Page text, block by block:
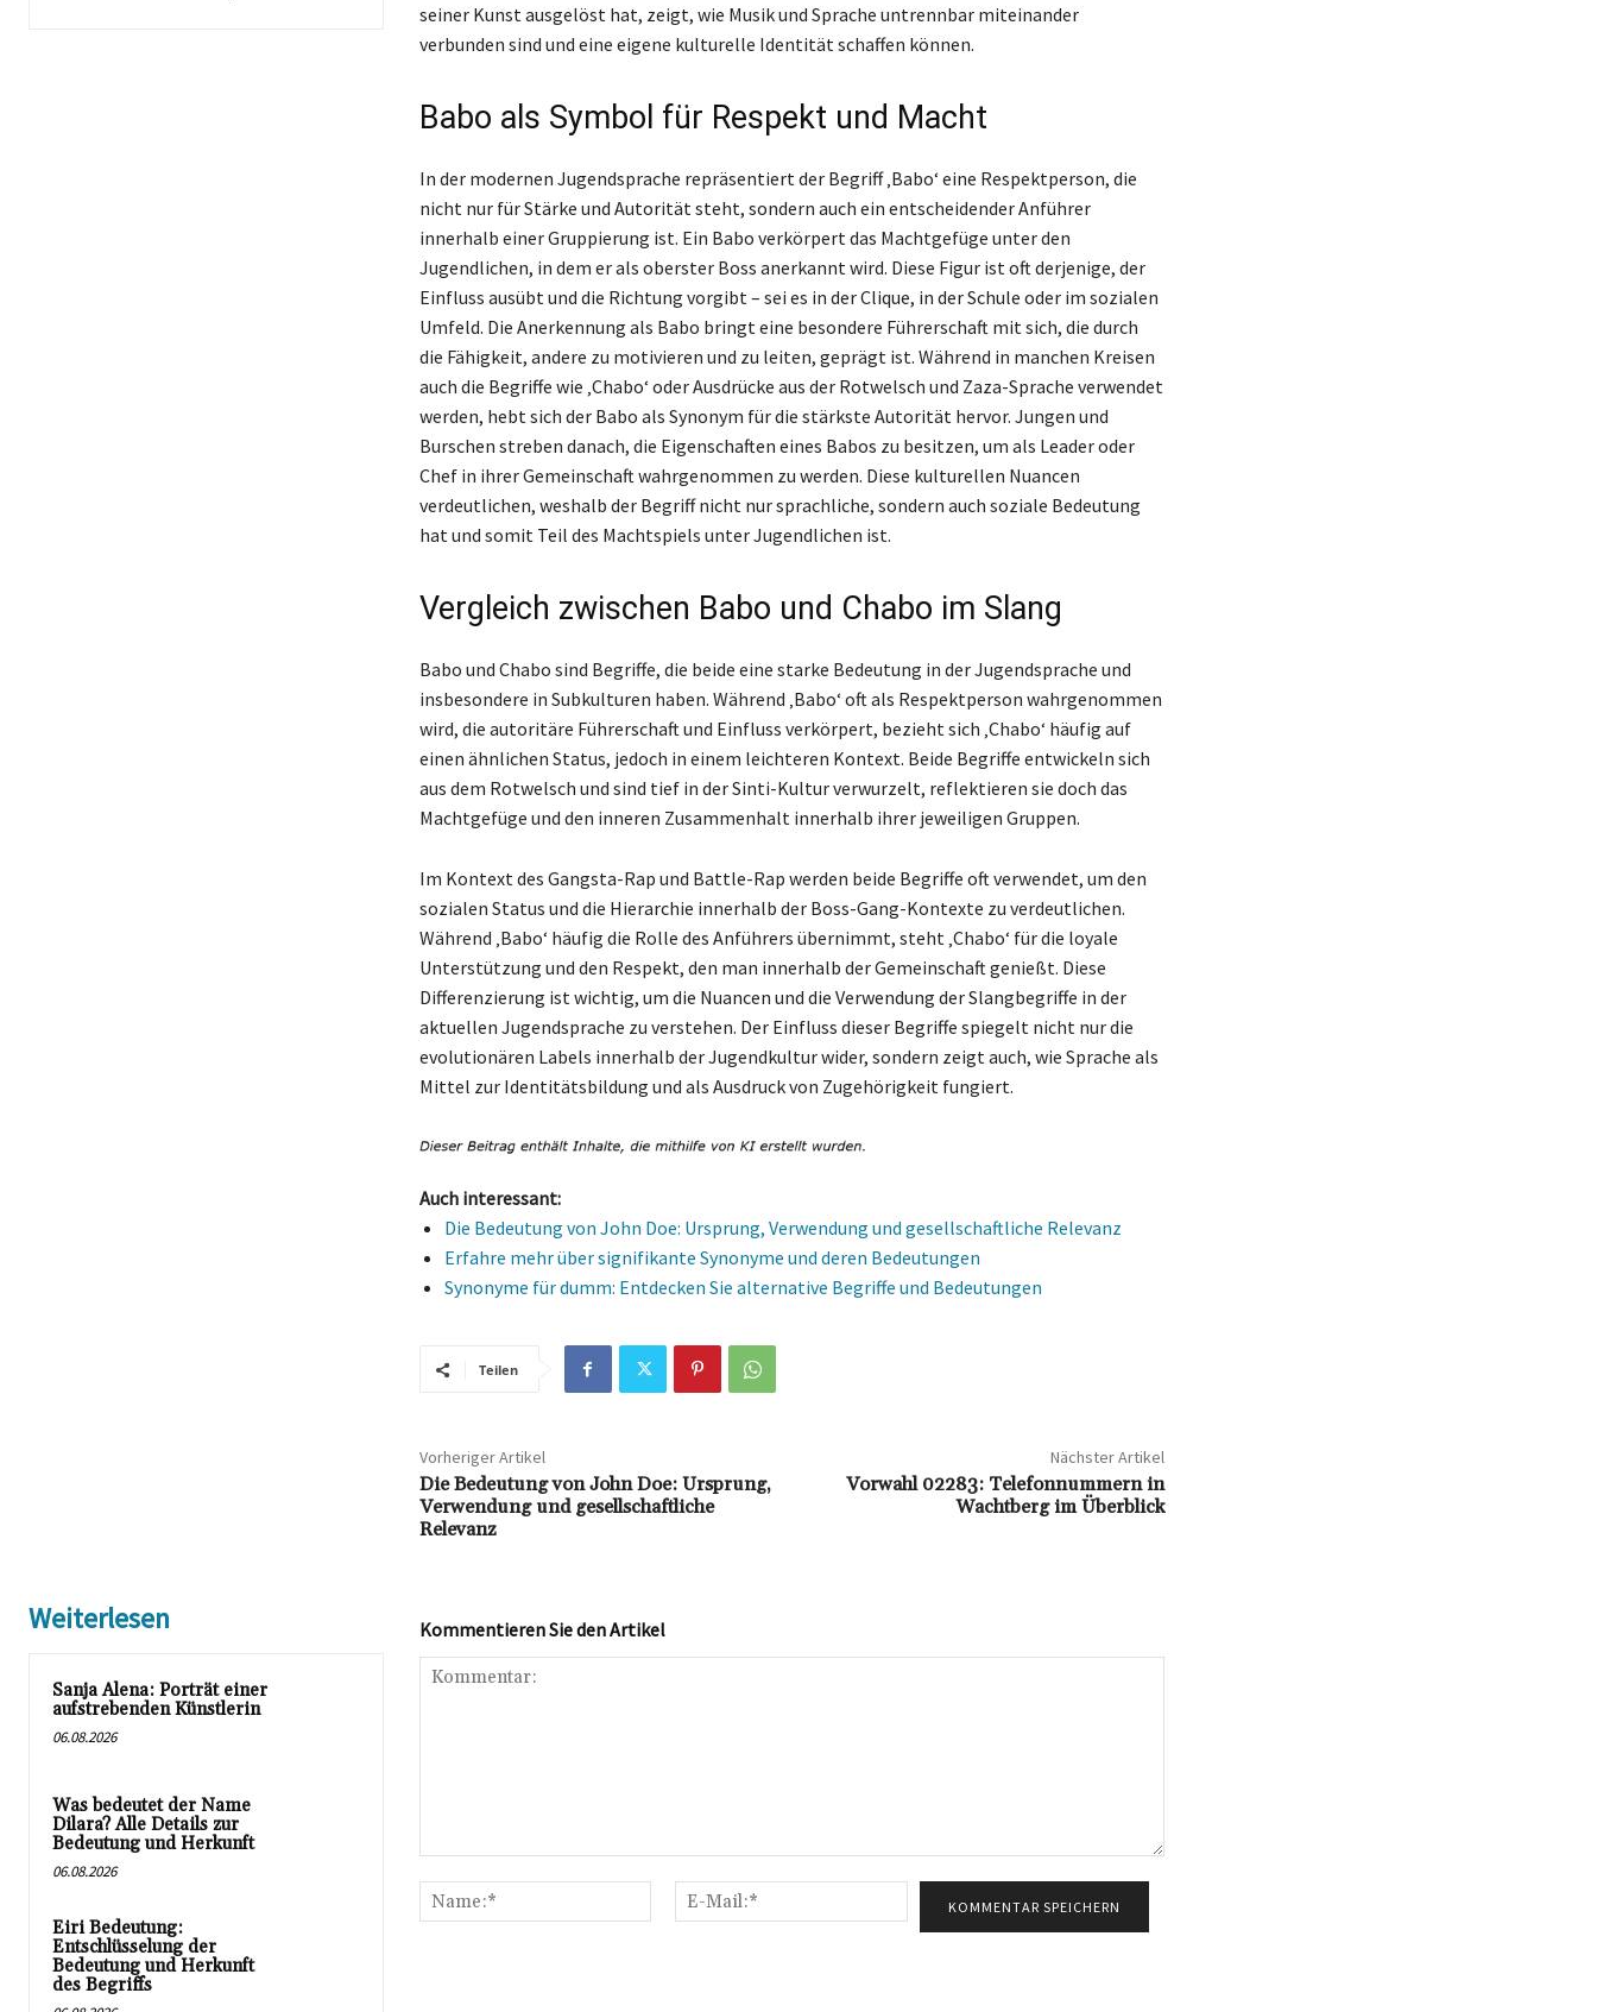
seiner Kunst ausgelöst hat, zeigt, wie Musik und Sprache untrennbar miteinander
verbunden sind und eine eigene kulturelle Identität schaffen können.
Babo als Symbol für Respekt und Macht
In der modernen Jugendsprache repräsentiert der Begriff ‚Babo‘ eine Respektperson, die
nicht nur für Stärke und Autorität steht, sondern auch ein entscheidender Anführer
innerhalb einer Gruppierung ist. Ein Babo verkörpert das Machtgefüge unter den
Jugendlichen, in dem er als oberster Boss anerkannt wird. Diese Figur ist oft derjenige, der
Einfluss ausübt und die Richtung vorgibt – sei es in der Clique, in der Schule oder im sozialen
Umfeld. Die Anerkennung als Babo bringt eine besondere Führerschaft mit sich, die durch
die Fähigkeit, andere zu motivieren und zu leiten, geprägt ist. Während in manchen Kreisen
auch die Begriffe wie ‚Chabo‘ oder Ausdrücke aus der Rotwelsch und Zaza-Sprache verwendet
werden, hebt sich der Babo als Synonym für die stärkste Autorität hervor. Jungen und
Burschen streben danach, die Eigenschaften eines Babos zu besitzen, um als Leader oder
Chef in ihrer Gemeinschaft wahrgenommen zu werden. Diese kulturellen Nuancen
verdeutlichen, weshalb der Begriff nicht nur sprachliche, sondern auch soziale Bedeutung
hat und somit Teil des Machtspiels unter Jugendlichen ist.
Vergleich zwischen Babo und Chabo im Slang
Babo und Chabo sind Begriffe, die beide eine starke Bedeutung in der Jugendsprache und
insbesondere in Subkulturen haben. Während ‚Babo‘ oft als Respektperson wahrgenommen
wird, die autoritäre Führerschaft und Einfluss verkörpert, bezieht sich ‚Chabo‘ häufig auf
einen ähnlichen Status, jedoch in einem leichteren Kontext. Beide Begriffe entwickeln sich
aus dem Rotwelsch und sind tief in der Sinti-Kultur verwurzelt, reflektieren sie doch das
Machtgefüge und den inneren Zusammenhalt innerhalb ihrer jeweiligen Gruppen.
Im Kontext des Gangsta-Rap und Battle-Rap werden beide Begriffe oft verwendet, um den
sozialen Status und die Hierarchie innerhalb der Boss-Gang-Kontexte zu verdeutlichen.
Während ‚Babo‘ häufig die Rolle des Anführers übernimmt, steht ‚Chabo‘ für die loyale
Unterstützung und den Respekt, den man innerhalb der Gemeinschaft genießt. Diese
Differenzierung ist wichtig, um die Nuancen und die Verwendung der Slangbegriffe in der
aktuellen Jugendsprache zu verstehen. Der Einfluss dieser Begriffe spiegelt nicht nur die
evolutionären Labels innerhalb der Jugendkultur wider, sondern zeigt auch, wie Sprache als
Mittel zur Identitätsbildung und als Ausdruck von Zugehörigkeit fungiert.
Auch interessant:
Die Bedeutung von John Doe: Ursprung, Verwendung und gesellschaftliche Relevanz
Erfahre mehr über signifikante Synonyme und deren Bedeutungen
Synonyme für dumm: Entdecken Sie alternative Begriffe und Bedeutungen
Teilen
Vorheriger Artikel
Die Bedeutung von John Doe: Ursprung,
Verwendung und gesellschaftliche
Relevanz
Nächster Artikel
Vorwahl 02283: Telefonnummern in
Wachtberg im Überblick
Weiterlesen
Sanja Alena: Porträt einer
aufstrebenden Künstlerin
06.08.2026
Was bedeutet der Name
Dilara? Alle Details zur
Bedeutung und Herkunft
06.08.2026
Eiri Bedeutung:
Entschlüsselung der
Bedeutung und Herkunft
des Begriffs
Kommentieren Sie den Artikel
Name:*
Mail:*